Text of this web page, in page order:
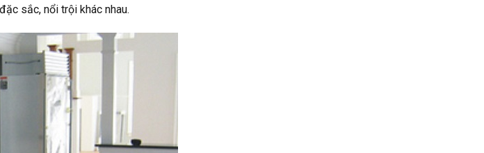
sắc, nổi trội khác nhau.